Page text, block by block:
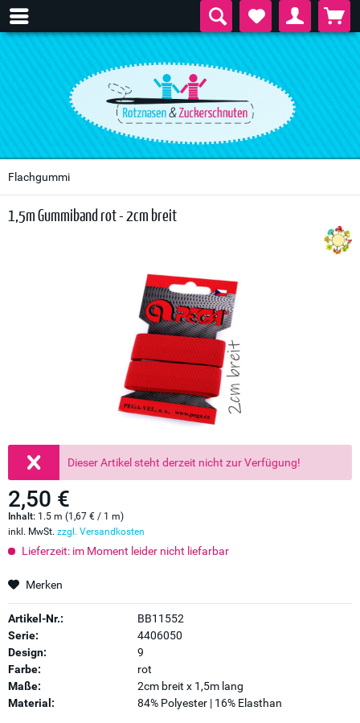
Flachgummi
1,5m Gummiband rot - 2cm breit
Dieser Artikel steht derzeit nicht zur Verfügung!
2,50 €
Inhalt: 1.5 m (1,67 € / 1 m)
inkl. MwSt. zzgl. Versandkosten
Lieferzeit: im Moment leider nicht liefarbar
Merken
Artikel-Nr.:
BB11552
Serie:
4406050
Design:
9
Farbe:
rot
Maße:
2cm breit x 1,5m lang
Material:
84% Polyester | 16% Elasthan